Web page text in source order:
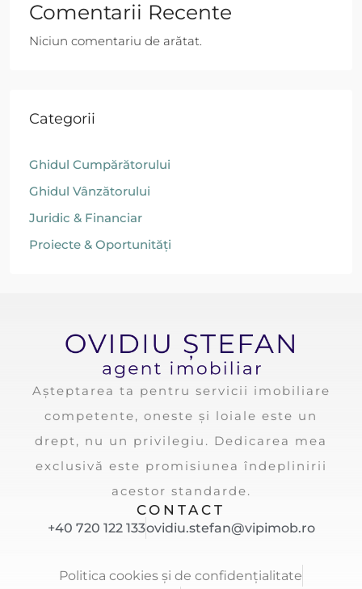
Comentarii Recente
Niciun comentariu de arătat.
Categorii
Ghidul Cumpărătorului
Ghidul Vânzătorului
Juridic & Financiar
Proiecte & Oportunități
Așteptarea ta pentru servicii imobiliare
competente, oneste și loiale este un
drept, nu un privilegiu. Dedicarea mea
exclusivă este promisiunea îndeplinirii
acestor standarde.
CONTACT
+40 720 122 133ovidiu.stefan@vipimob.ro
Politica cookies și de confidențialitate